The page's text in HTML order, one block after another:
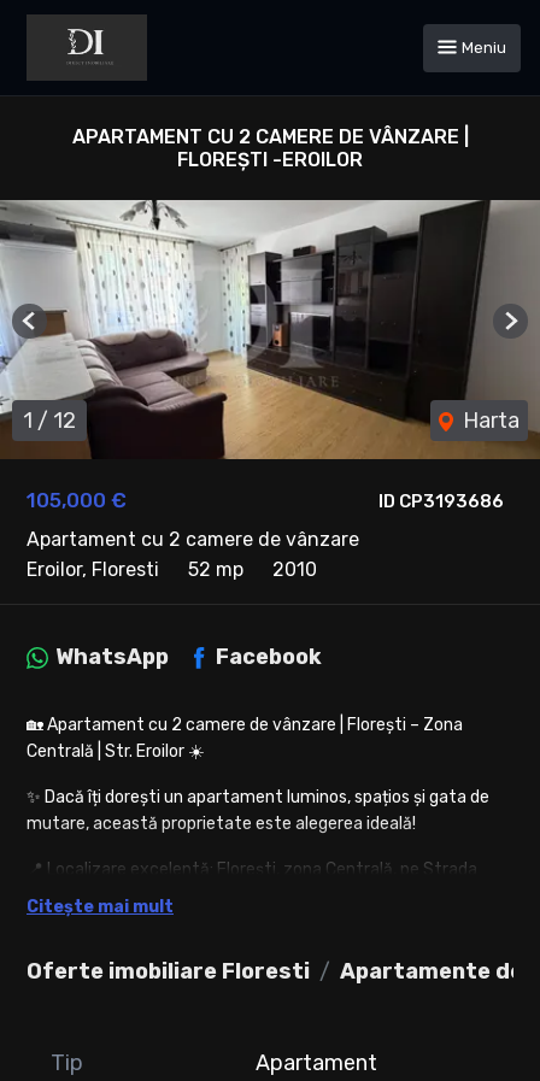
Meniu
APARTAMENT CU 2 CAMERE DE VÂNZARE |
FLOREȘTI -EROILOR
ID CP3193686
105,000 €
Apartament cu 2 camere de vânzare
Eroilor, Floresti
52 mp 2010
1 / 12 Harta
Previous
Oferte imobiliare Floresti Apartamente de
WhatsApp Facebook
🏡 Apartament cu 2 camere de vânzare | Florești – Zona
Centrală | Str. Eroilor ☀️
✨ Dacă îți dorești un apartament luminos, spațios și gata de
mutare, această proprietate este alegerea ideală!
📍 Localizare excelentă: Florești, zona Centrală, pe Strada
Eroilor, la etajul 1 din 3, într-un bloc construit de calitate, cu
pereți dubli pentru un confort termic și fonic deosebit.
📐 Suprafață:
🛋️ Compartimentare:
Citește mai mult
Tip
Apartament